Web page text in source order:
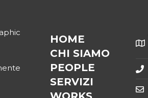
HOME
CHI SIAMO
PEOPLE
SERVIZI